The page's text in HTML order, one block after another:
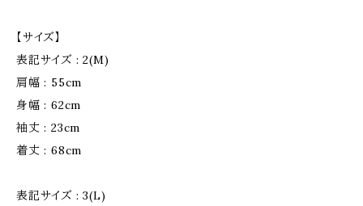
【サイズ】
表記サイズ : 2(M)
肩幅 : 55cm
身幅 : 62cm
袖丈 : 23cm
着丈 : 68cm
表記サイズ : 3(L)